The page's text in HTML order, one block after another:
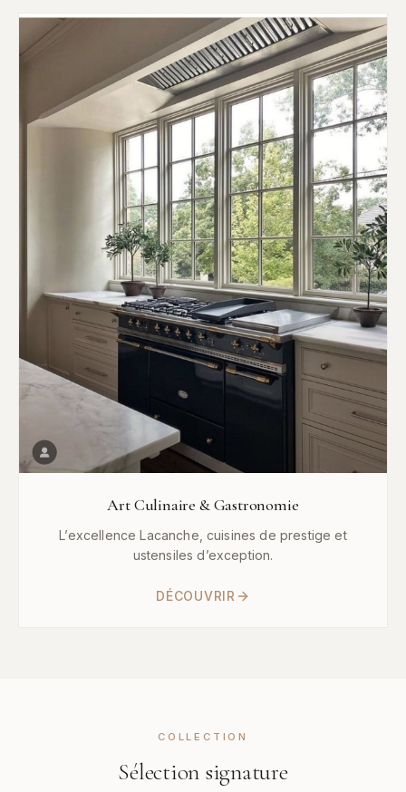
Art Culinaire & Gastronomie
L’excellence Lacanche, cuisines de prestige et
ustensiles d’exception.
DÉCOUVRIR
COLLECTION
Sélection signature